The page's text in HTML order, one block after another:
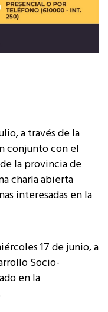
a través de la
conjunto con el
la provincia de
charla abierta
interesadas en la
17 de junio, a
Socio-
en la